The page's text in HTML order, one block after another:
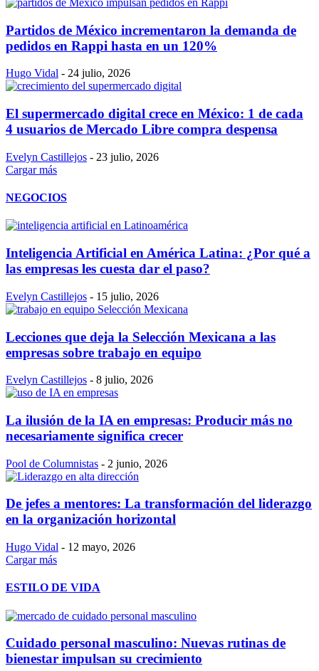
Partidos de México incrementaron la demanda de
pedidos en Rappi hasta en un 120%
Hugo Vidal - 24 julio, 2026
El supermercado digital crece en México: 1 de cada
4 usuarios de Mercado Libre compra despensa
Evelyn Castillejos - 23 julio, 2026
Cargar más
NEGOCIOS
Inteligencia Artificial en América Latina: ¿Por qué a
las empresas les cuesta dar el paso?
Evelyn Castillejos - 15 julio, 2026
Lecciones que deja la Selección Mexicana a las
empresas sobre trabajo en equipo
Evelyn Castillejos - 8 julio, 2026
La ilusión de la IA en empresas: Producir más no
necesariamente significa crecer
Pool de Columnistas - 2 junio, 2026
De jefes a mentores: La transformación del liderazgo
en la organización horizontal
Hugo Vidal - 12 mayo, 2026
Cargar más
ESTILO DE VIDA
Cuidado personal masculino: Nuevas rutinas de
bienestar impulsan su crecimiento